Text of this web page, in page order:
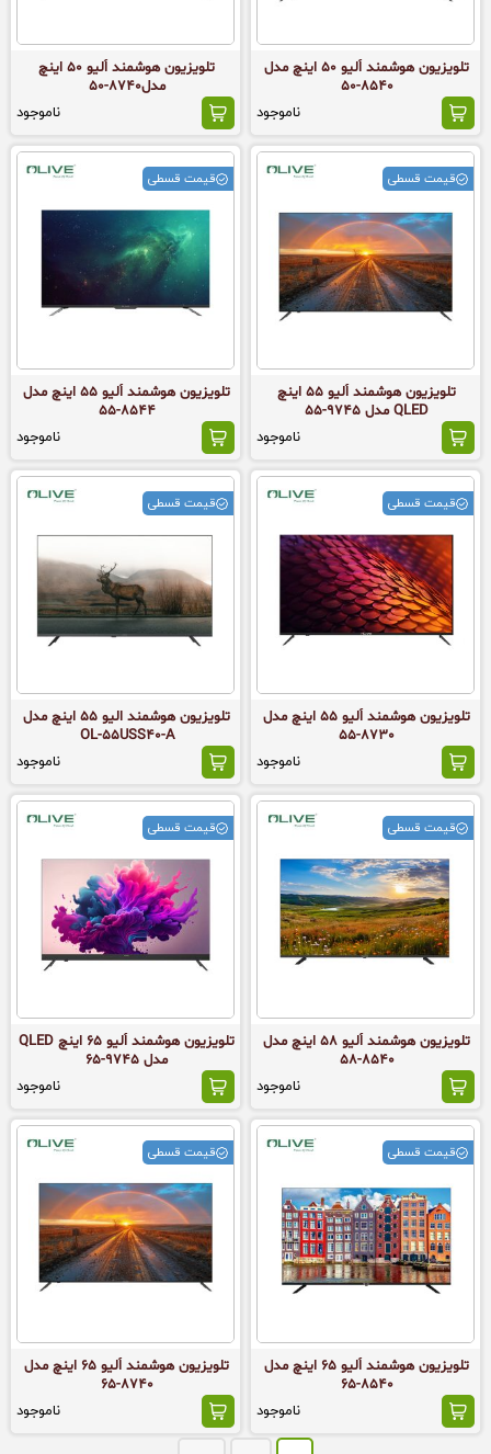
تلویزیون هوشمند اُلیو 50 اینچ مدل
8540-50
ناموجود
تلویزیون هوشمند اُلیو 50 اینچ
مدل8740-50
ناموجود
قیمت قسطی
تلویزیون هوشمند اُلیو 55 اینچ
QLED مدل 9745-55
ناموجود
قیمت قسطی
تلویزیون هوشمند اُلیو 55 اینچ مدل
8544-55
ناموجود
قیمت قسطی
تلویزیون هوشمند اُلیو 55 اینچ مدل
8730-55
ناموجود
قیمت قسطی
تلویزیون هوشمند الیو 55 اینچ مدل
OL-۵۵USS۴۰-A
ناموجود
قیمت قسطی
تلویزیون هوشمند اُلیو 58 اینچ مدل
8540-58
ناموجود
قیمت قسطی
تلویزیون هوشمند اُلیو 65 اینچ QLED
مدل 9745-65
ناموجود
قیمت قسطی
تلویزیون هوشمند اُلیو 65 اینچ مدل
8540-65
ناموجود
قیمت قسطی
تلویزیون هوشمند اُلیو 65 اینچ مدل
8740-65
ناموجود